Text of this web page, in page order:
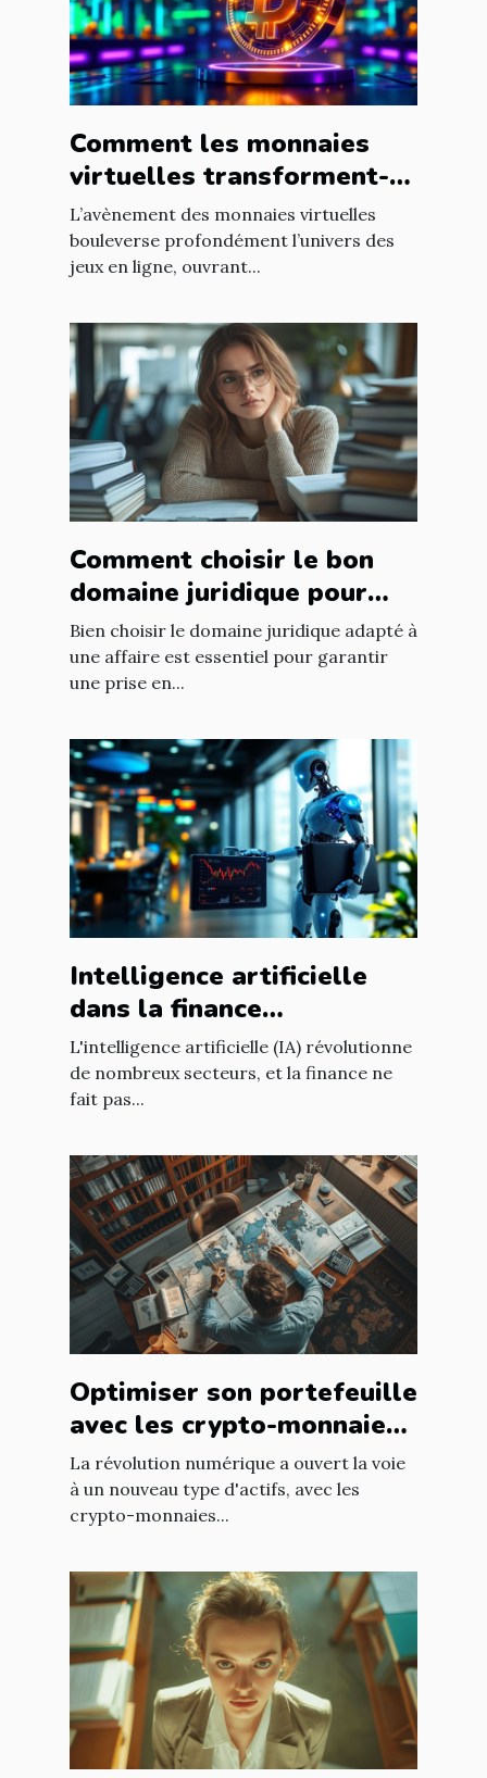
Comment les monnaies
virtuelles transforment-
elles les jeux en ligne ?
L’avènement des monnaies virtuelles
bouleverse profondément l’univers des
jeux en ligne, ouvrant...
Comment choisir le bon
domaine juridique pour
votre affaire ?
Bien choisir le domaine juridique adapté à
une affaire est essentiel pour garantir
une prise en...
Intelligence artificielle
dans la finance
opportunités de
croissance et
réglementation
L'intelligence artificielle (IA) révolutionne
de nombreux secteurs, et la finance ne
fait pas...
Optimiser son portefeuille
avec les crypto-monnaies
de niche à faible
capitalisation
La révolution numérique a ouvert la voie
à un nouveau type d'actifs, avec les
crypto-monnaies...